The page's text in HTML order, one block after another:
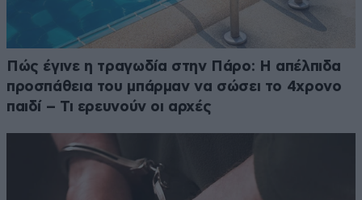
Πώς έγινε η τραγωδία στην Πάρο: Η απέλπιδα
προσπάθεια του μπάρμαν να σώσει το 4χρονο
παιδί – Τι ερευνούν οι αρχές